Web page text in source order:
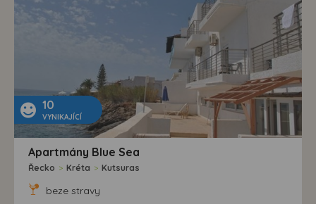
10
VYNIKAJÍCÍ
Apartmány Blue Sea
Řecko > Kréta > Kutsuras
beze stravy